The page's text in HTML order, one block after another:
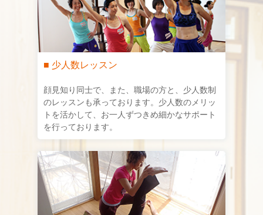
■ 少人数レッスン
顔見知り同士で、また、職場の方と、少人数制
のレッスンも承っております。少人数のメリッ
トを活かして、お一人ずつきめ細かなサポート
を行っております。